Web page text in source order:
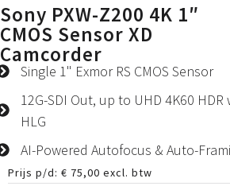
Sony PXW-Z200 4K 1″
CMOS Sensor XD
Camcorder
Single 1" Exmor RS CMOS Sensor
12G-SDI Out, up to UHD 4K60 HDR
HLG
AI-Powered Autofocus & Auto-
Prijs p/d: € 75,00 excl. btw